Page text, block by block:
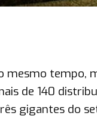
mesmo
de 140
gigantes do